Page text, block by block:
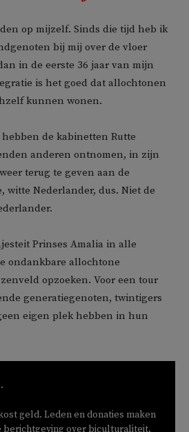
op mijzelf. Sinds die tijd heb ik
bij mij over de vloer
in de eerste 36 jaar van mijn
is het goed dat allochtonen
kunnen wonen.
de kabinetten Rutte
anderen ontnomen, in zijn
terug te geven aan de
witte Nederlander, dus. Niet de
Prinses Amalia in alle
ondankbare allochtone
opzoeken. Voor een tour
generatiegenoten, twintigers
eigen plek hebben in hun
geld. Leden en donaties maken
berichtgeving over biculturaliteit,